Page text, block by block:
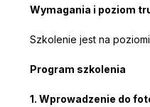
Wymagania i poziom
Szkolenie jest na
Program szkolenia
1. Wprowadzenie do